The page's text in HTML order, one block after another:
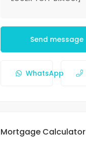
Send message
WhatsApp
Mortgage Calculator